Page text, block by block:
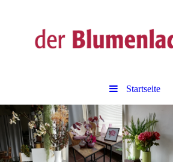
Startseite